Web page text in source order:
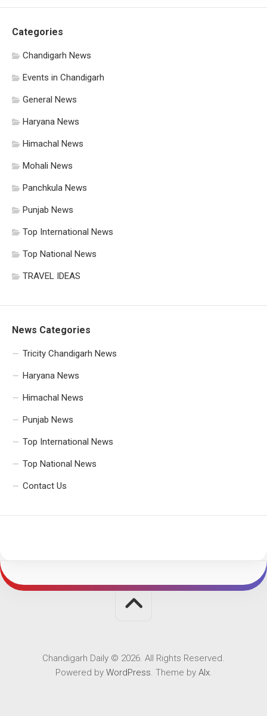
Categories
Chandigarh News
Events in Chandigarh
General News
Haryana News
Himachal News
Mohali News
Panchkula News
Punjab News
Top International News
Top National News
TRAVEL IDEAS
News Categories
Tricity Chandigarh News
Haryana News
Himachal News
Punjab News
Top International News
Top National News
Contact Us
Chandigarh Daily © 2026. All Rights Reserved.
Powered by WordPress. Theme by Alx.